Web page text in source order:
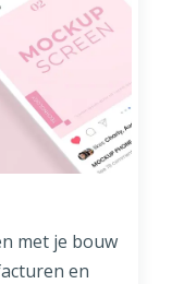
met je bouw
en